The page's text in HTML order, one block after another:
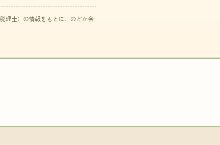
理士）の情報をもとに、のどか会